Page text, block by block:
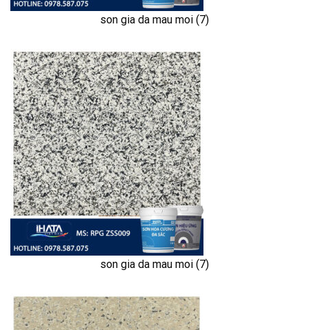
son gia da mau moi (7)
son gia da mau moi (7)